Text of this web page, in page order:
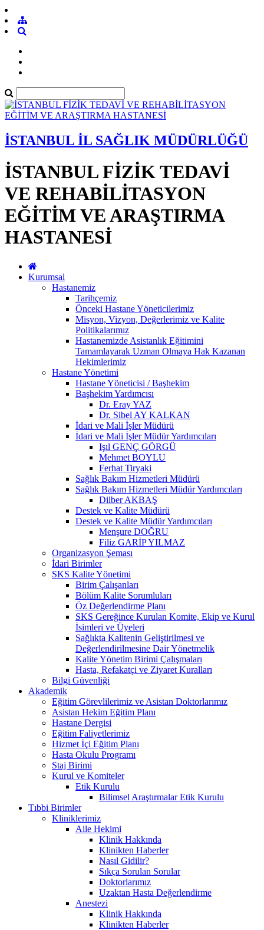
İSTANBUL İL SAĞLIK MÜDÜRLÜĞÜ
İSTANBUL FİZİK TEDAVİ
VE REHABİLİTASYON
EĞİTİM VE ARAŞTIRMA
HASTANESİ
Kurumsal
Hastanemiz
Tarihçemiz
Önceki Hastane Yöneticilerimiz
Misyon, Vizyon, Değerlerimiz ve Kalite
Politikalarımız
Hastanemizde Asistanlık Eğitimini
Tamamlayarak Uzman Olmaya Hak Kazanan
Hekimlerimiz
Hastane Yönetimi
Hastane Yöneticisi / Başhekim
Başhekim Yardımcısı
Dr. Eray YAZ
Dr. Sibel AY KALKAN
İdari ve Mali İşler Müdürü
İdari ve Mali İşler Müdür Yardımcıları
Işıl GENÇ GÖRGÜ
Mehmet BOYLU
Ferhat Tiryaki
Sağlık Bakım Hizmetleri Müdürü
Sağlık Bakım Hizmetleri Müdür Yardımcıları
Dilber AKBAŞ
Destek ve Kalite Müdürü
Destek ve Kalite Müdür Yardımcıları
Menşure DOĞRU
Filiz GARİP YILMAZ
Organizasyon Şeması
İdari Birimler
SKS Kalite Yönetimi
Birim Çalışanları
Bölüm Kalite Sorumluları
Öz Değerlendirme Planı
SKS Gereğince Kurulan Komite, Ekip ve Kurul
İsimleri ve Üyeleri
Sağlıkta Kalitenin Geliştirilmesi ve
Değerlendirilmesine Dair Yönetmelik
Kalite Yönetim Birimi Çalışmaları
Hasta, Refakatçi ve Ziyaret Kuralları
Bilgi Güvenliği
Akademik
Eğitim Görevlilerimiz ve Asistan Doktorlarımız
Asistan Hekim Eğitim Planı
Hastane Dergisi
Eğitim Faliyetlerimiz
Hizmet İçi Eğitim Planı
Hasta Okulu Programı
Staj Birimi
Kurul ve Komiteler
Etik Kurulu
Bilimsel Araştırmalar Etik Kurulu
Tıbbi Birimler
Kliniklerimiz
Aile Hekimi
Klinik Hakkında
Klinikten Haberler
Nasıl Gidilir?
Sıkça Sorulan Sorular
Doktorlarımız
Uzaktan Hasta Değerlendirme
Anestezi
Klinik Hakkında
Klinikten Haberler